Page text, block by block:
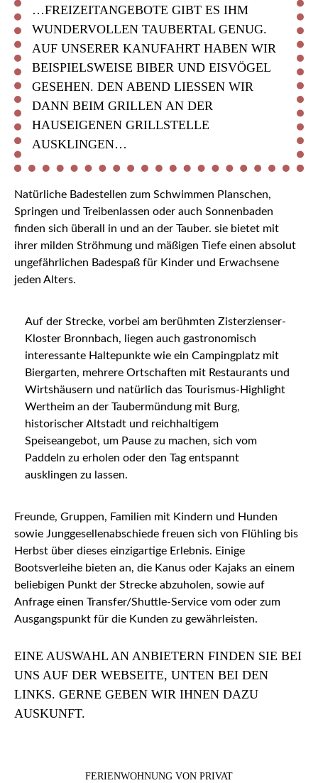
…FREIZEITANGEBOTE GIBT ES IHM
WUNDERVOLLEN TAUBERTAL GENUG.
AUF UNSERER KANUFAHRT HABEN WIR
BEISPIELSWEISE BIBER UND EISVÖGEL
GESEHEN. DEN ABEND LIESSEN WIR D
ANN BEIM GRILLEN AN DER H
AUSEIGENEN GRILLSTELLE A
USKLINGEN…
Natürliche Badestellen zum Schwimmen Planschen,
Springen und Treibenlassen oder auch Sonnenbaden
finden sich überall in und an der Tauber. sie bietet mit
ihrer milden Ströhmung und mäßigen Tiefe einen absolut
ungefährlichen Badespaß für Kinder und Erwachsene
jeden Alters.
Auf der Strecke, vorbei am berühmten Zisterzienser-
Kloster Bronnbach, liegen auch gastronomisch
interessante Haltepunkte wie ein Campingplatz mit
Biergarten, mehrere Ortschaften mit Restaurants und
Wirtshäusern und natürlich das Tourismus-Highlight
Wertheim an der Taubermündung mit Burg,
historischer Altstadt und reichhaltigem
Speiseangebot, um Pause zu machen, sich vom
Paddeln zu erholen oder den Tag entspannt
ausklingen zu lassen.
Freunde, Gruppen, Familien mit Kindern und Hunden
sowie Junggesellenabschiede freuen sich von Flühling bis
Herbst über dieses einzigartige Erlebnis. Einige
Bootsverleihe bieten an, die Kanus oder Kajaks an einem
beliebigen Punkt der Strecke abzuholen, sowie auf
Anfrage einen Transfer/Shuttle-Service vom oder zum
Ausgangspunkt für die Kunden zu gewährleisten.
EINE AUSWAHL AN ANBIETERN FINDEN SIE BEI
UNS AUF DER WEBSEITE, UNTEN BEI DEN
LINKS. GERNE GEBEN WIR IHNEN DAZU
AUSKUNFT.
FERIENWOHNUNG VON PRIVAT